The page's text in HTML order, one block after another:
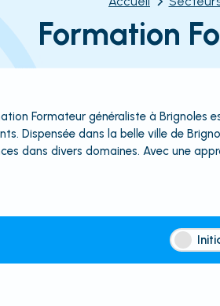
Formation
Formateur généraliste à
Dispensée dans la belle ville de
dans divers domaines. Avec une